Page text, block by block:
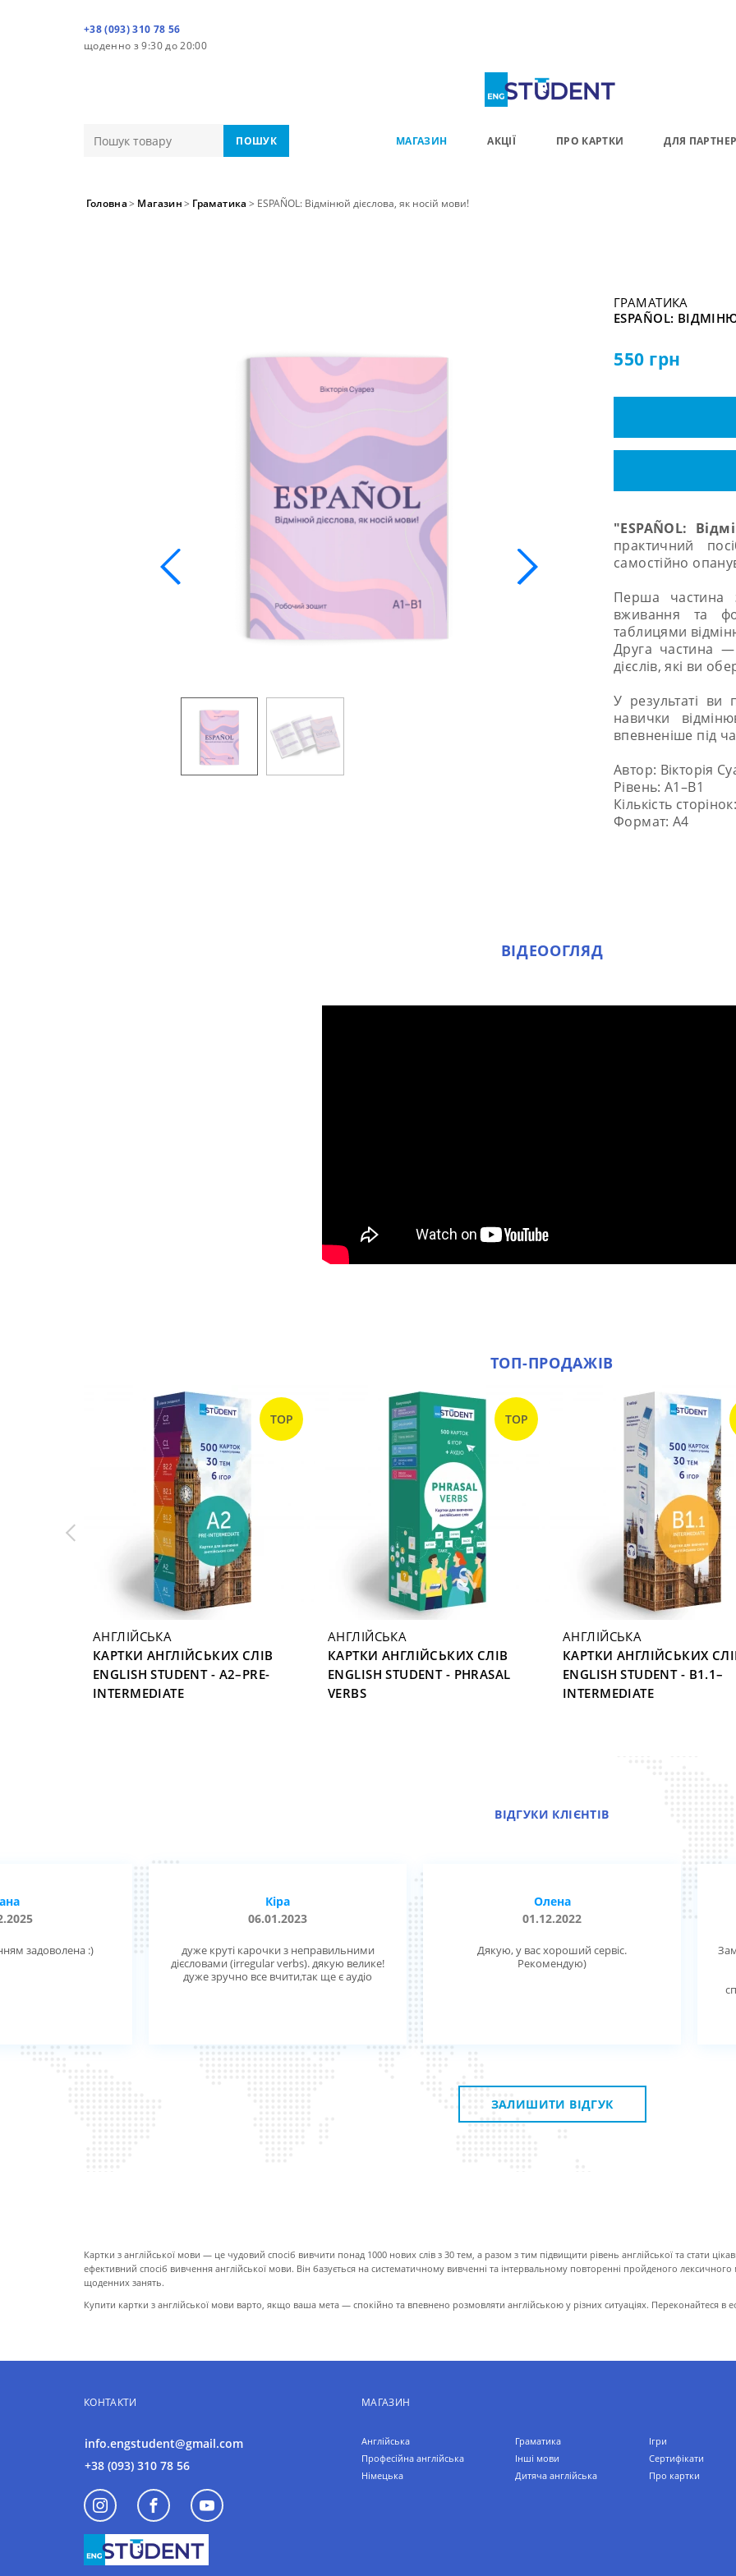
+38 (093) 310 78 56
щоденно з 9:30 до 20:00
ПОШУК МАГАЗИН АКЦІЇ ПРО КАРТКИ ДЛЯ
Головна > Магазин > Граматика > ESPAÑOL: Відмінюй дієслова, як носій мови!
ГРАМАТИКА
ESPAÑOL:
550 грн
"ESPAÑOL:
практичний
самостійно
Перша частина
вживання та
таблицями
Друга частина —
дієслів, які ви
У результаті ви
навички
впевненіше під
Автор: Вікторія
Рівень: A1–B1
Кількість
Формат: А4
ВІДЕООГЛЯД
ТОП-ПРОДАЖІВ
TOP
АНГЛІЙСЬКА
КАРТКИ АНГЛІЙСЬКИХ СЛІВ
ENGLISH STUDENT - A2–PRE-
INTERMEDIATE
TOP
АНГЛІЙСЬКА
КАРТКИ АНГЛІЙСЬКИХ СЛІВ
ENGLISH STUDENT - PHRASAL
VERBS
АНГЛІЙСЬКА
КАРТКИ АНГЛІЙСЬКИХ
ENGLISH STUDENT - B1.1–
INTERMEDIATE
ВІДГУКИ КЛІЄНТІВ
задоволена :)
Кіра
06.01.2023
дуже круті карочки з неправильними
дієсловами (irregular verbs). дякую велике!
дуже зручно все вчити,так ще є аудіо
Олена
01.12.2022
Дякую, у вас хороший сервіс.
Рекомендую)
ЗАЛИШИТИ ВІДГУК
Картки з англійської мови — це чудовий спосіб вивчити понад 1000 нових слів з 30 тем, а разом з тим підвищити рівень англійської та стати
ефективний спосіб вивчення англійської мови. Він базується на систематичному вивченні та інтервальному повторенні пройденого
щоденних занять.
Купити картки з англійської мови варто, якщо ваша мета — спокійно та впевнено розмовляти англійською у різних ситуаціях. Переконайтеся в
КОНТАКТИ
info.engstudent@gmail.com
+38 (093) 310 78 56
МАГАЗИН
Англійська
Професійна англійська
Німецька
Граматика
Інші мови
Дитяча англійська
Ігри
Сертифікати
Про картки